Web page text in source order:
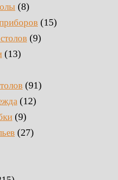
(8)
(15)
(9)
(13)
(91)
(12)
(9)
(27)